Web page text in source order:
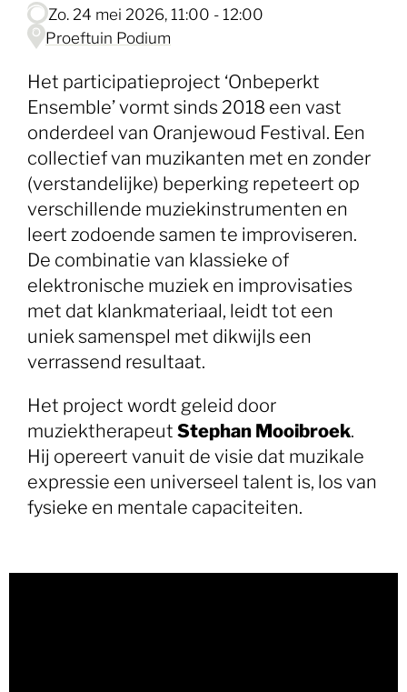
zo. 24 mei 2026, 11:00 - 12:00
Proeftuin Podium
Het participatieproject ‘Onbeperkt
Ensemble’ vormt sinds 2018 een vast
onderdeel van Oranjewoud Festival. Een
collectief van muzikanten met en zonder
(verstandelijke) beperking repeteert op
verschillende muziekinstrumenten en
leert zodoende samen te improviseren.
De combinatie van klassieke of
elektronische muziek en improvisaties
met dat klankmateriaal, leidt tot een
uniek samenspel met dikwijls een
verrassend resultaat.
Het project wordt geleid door
muziektherapeutStephan Mooibroek.
Hij opereert vanuit de visie dat muzikale
expressie een universeel talent is, los van
fysieke en mentale capaciteiten.